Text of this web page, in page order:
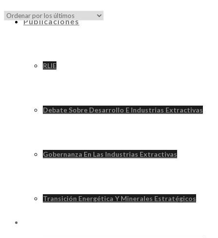
Publicaciones
RLIE
Debate Sobre Desarrollo E Industrias Extractivas
Gobernanza En Las Industrias Extractivas
Transición Energética Y Minerales Estratégicos
los